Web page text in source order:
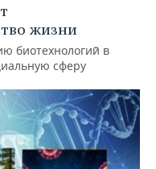
жизни
биотехнологий в
сферу